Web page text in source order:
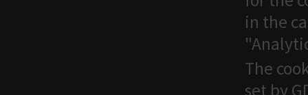
in the
The
set by